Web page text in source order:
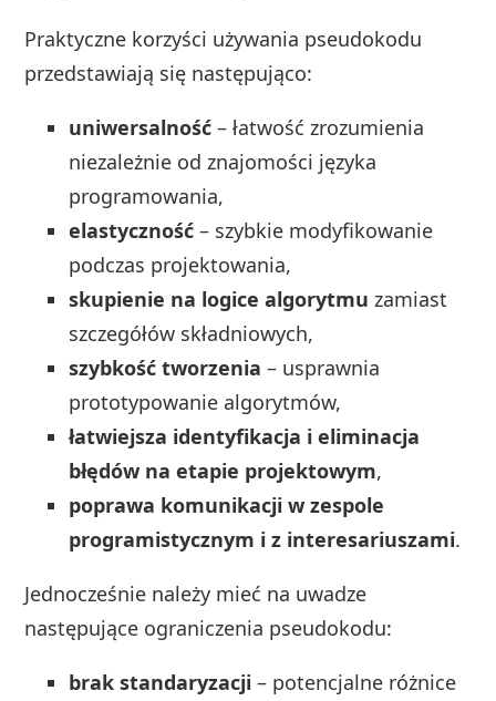
Praktyczne korzyści używania pseudokodu
przedstawiają się następująco:
uniwersalność – łatwość zrozumienia
niezależnie od znajomości języka
programowania,
elastyczność – szybkie modyfikowanie
podczas projektowania,
skupienie na logice algorytmu zamiast
szczegółów składniowych,
szybkość tworzenia – usprawnia
prototypowanie algorytmów,
łatwiejsza identyfikacja i eliminacja
błędów na etapie projektowym,
poprawa komunikacji w zespole
programistycznym i z interesariuszami.
Jednocześnie należy mieć na uwadze
następujące ograniczenia pseudokodu:
brak standaryzacji – potencjalne różnice